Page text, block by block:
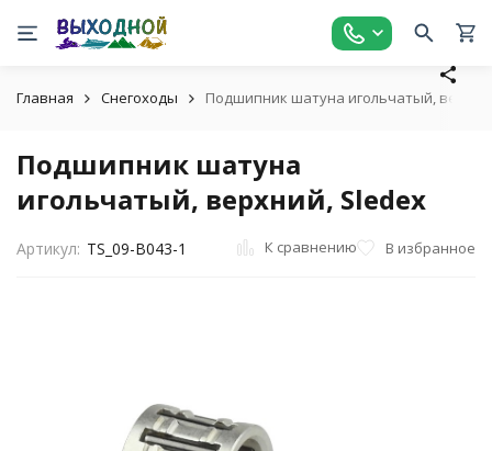
Главная Снегоходы Подшипник шатуна игольчатый,
Подшипник шатуна
игольчатый, верхний, Sledex
Артикул: TS_09-B043-1 К сравнению В избранное